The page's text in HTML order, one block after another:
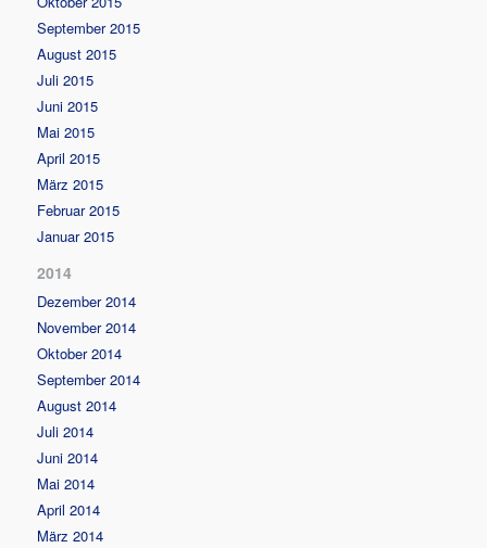
September 2015
August 2015
Juli 2015
Juni 2015
Mai 2015
April 2015
März 2015
Februar 2015
Januar 2015
2014
Dezember 2014
November 2014
Oktober 2014
September 2014
August 2014
Juli 2014
Juni 2014
Mai 2014
April 2014
März 2014